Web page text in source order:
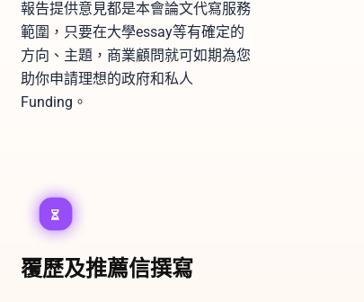
報告提供意見都是本會論文代寫服務
範圍，只要在大學essay等有確定的
方向、主題，商業顧問就可如期為您
助你申請理想的政府和私人
Funding。
覆歷及推薦信撰寫